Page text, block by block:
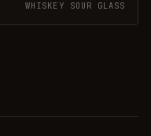
à la fois vive et onctueuse.
recherchent une touche
WHISKEY SOUR GLASS